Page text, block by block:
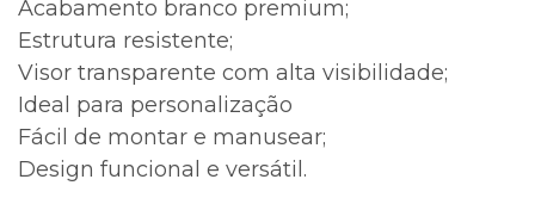
Acabamento branco premium;
Estrutura resistente;
Visor transparente com alta visibilidade;
Ideal para personalização
Fácil de montar e manusear;
Design funcional e versátil.